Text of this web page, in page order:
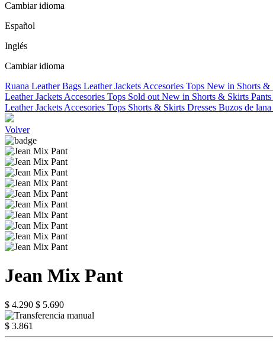
Cambiar idioma
Español
Inglés
Cambiar idioma
Ruana Leather Bags Leather Jackets Accesories Tops New in Shorts &
Leather Jackets Accesories Tops Sold out New in Shorts & Skirts Pants
Leather Jackets Accesories Tops Shorts & Skirts Dresses Buzos de lana
Volver
Jean Mix Pant
$ 4.290 $ 5.690
$ 3.861